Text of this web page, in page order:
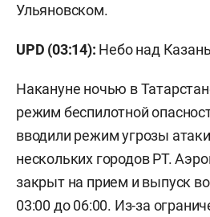
Ульяновском.
UPD (03:14): Небо над
Накануне ночью в
режим беспилотной
вводили режим угрозы
нескольких городов РТ.
закрыт на прием и выпуск
03:00 до 06:00. Из-за